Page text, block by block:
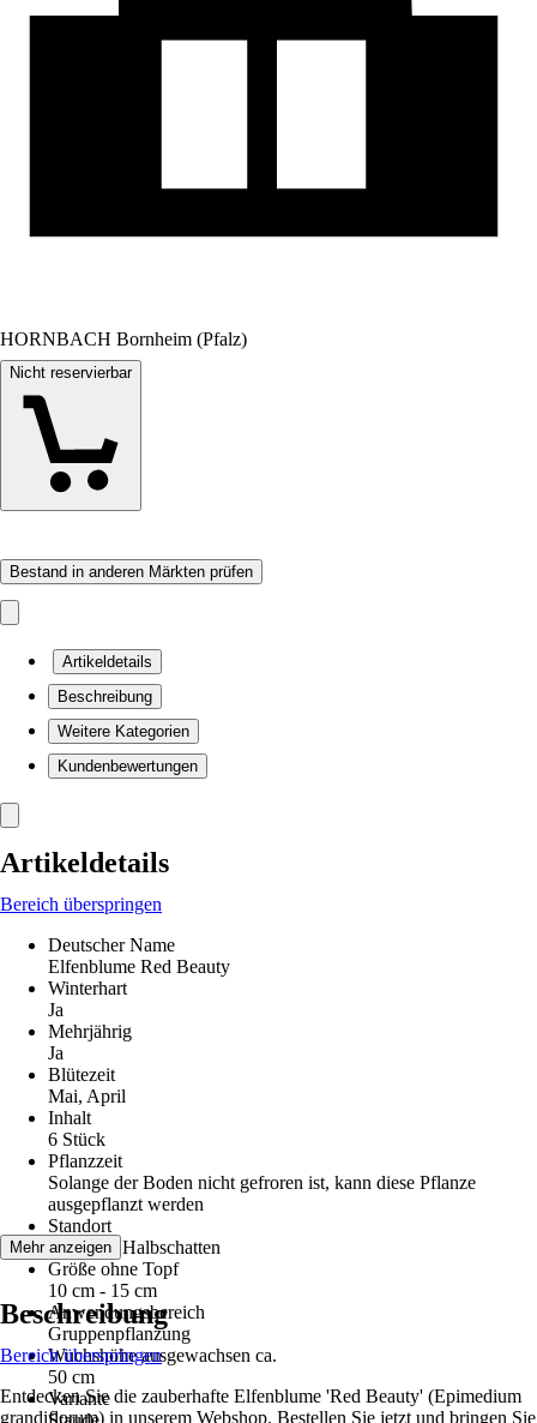
HORNBACH Bornheim (Pfalz)
Nicht reservierbar
Bestand in anderen Märkten prüfen
Artikeldetails
Beschreibung
Weitere Kategorien
Kundenbewertungen
Artikeldetails
Bereich überspringen
Deutscher Name
Elfenblume Red Beauty
Winterhart
Ja
Mehrjährig
Ja
Blütezeit
Mai, April
Inhalt
6 Stück
Pflanzzeit
Solange der Boden nicht gefroren ist, kann diese Pflanze
ausgepflanzt werden
Standort
Schatten, Halbschatten
Größe ohne Topf
10 cm - 15 cm
Anwendungsbereich
Gruppenpflanzung
Wuchshöhe ausgewachsen ca.
50 cm
Variante
Mehr anzeigen
Beschreibung
Bereich überspringen
Entdecken Sie die zauberhafte Elfenblume 'Red Beauty' (Epimedium
grandiflorum) in unserem Webshop. Bestellen Sie jetzt und bringen Sie